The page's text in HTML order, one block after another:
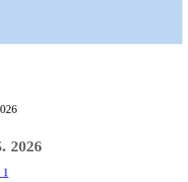
2026